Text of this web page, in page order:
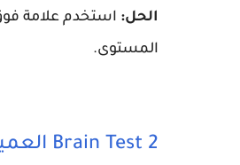
الحل: استخدم علامة
المستوى.
Brain Test 2 العميل أدهم صبري | حل المرحلة 2